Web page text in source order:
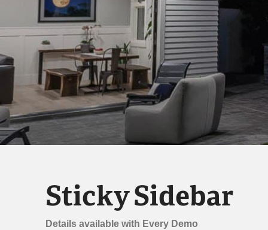
Sticky Sidebar
Details available with Every Demo